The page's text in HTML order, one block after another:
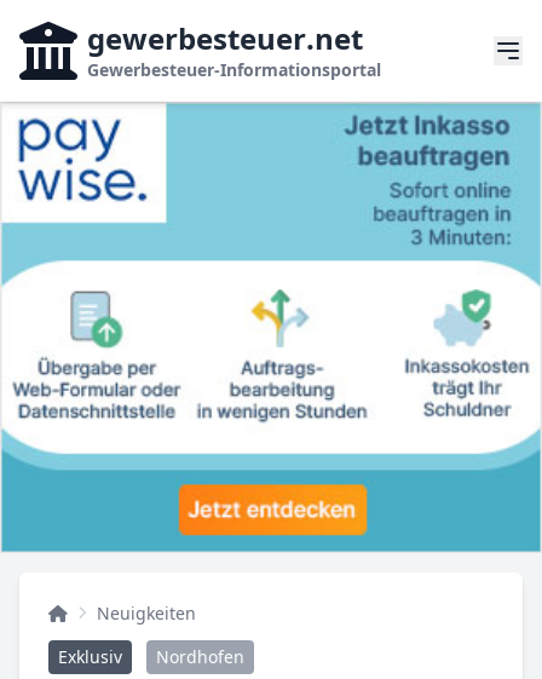
gewerbesteuer.net
Gewerbesteuer-Informationsportal
Neuigkeiten
Exklusiv
Nordhofen